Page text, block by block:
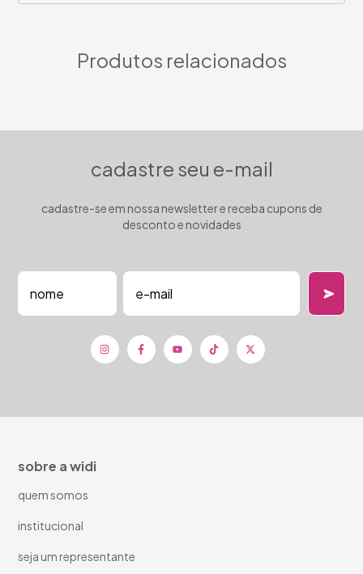
Produtos relacionados
cadastre seu e-mail
cadastre-se em nossa newsletter e receba cupons de
desconto e novidades
sobre a widi
quem somos
institucional
seja um representante